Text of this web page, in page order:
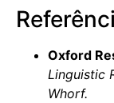
Oxford
Linguistic
Whorf.